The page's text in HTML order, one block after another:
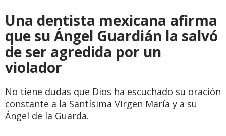
Una dentista mexicana afirma
que su Ángel Guardián la salvó
de ser agredida por un
violador
No tiene dudas que Dios ha escuchado su oración
constante a la Santísima Virgen María y a su
Ángel de la Guarda.